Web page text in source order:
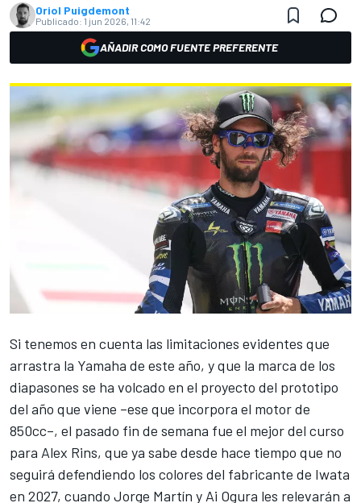
Oriol Puigdemont
Publicado: 1 jun 2026, 11:42
AÑADIR COMO FUENTE PREFERENTE
Si tenemos en cuenta las limitaciones evidentes que
arrastra la Yamaha de este año, y que la marca de los
diapasones se ha volcado en el proyecto del prototipo
del año que viene –ese que incorpora el motor de
850cc–, el pasado fin de semana fue el mejor del curso
para Alex Rins, que ya sabe desde hace tiempo que no
seguirá defendiendo los colores del fabricante de Iwata
en 2027, cuando Jorge Martín y Ai Ogura les relevarán a